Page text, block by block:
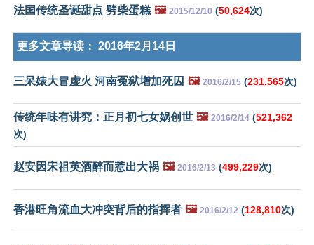
法国传统圣诞甜点 劈柴蛋糕 🖼️ 2015/12/10 (50,624次)
更多文章导读： 2016年2月14日
三呆婊大冒虚火 河南冤狱增加死囚 🖼️ 2016/2/15 (231,565次)
传统年味有讲究：正月初七女娲创世 🖼️ 2016/2/14 (521,362
次)
赵安因宋祖英酒醉而惹出大祸 🖼️ 2016/2/13 (499,229次)
香港旺角流血大冲突背后的指挥者 🖼️ 2016/2/12 (128,810次)